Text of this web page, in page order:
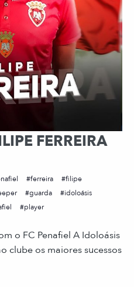
FERREIRA
ferreira
filipe
guarda
idoloásis
player
o FC Penafiel A Idoloásis
clube os maiores sucessos